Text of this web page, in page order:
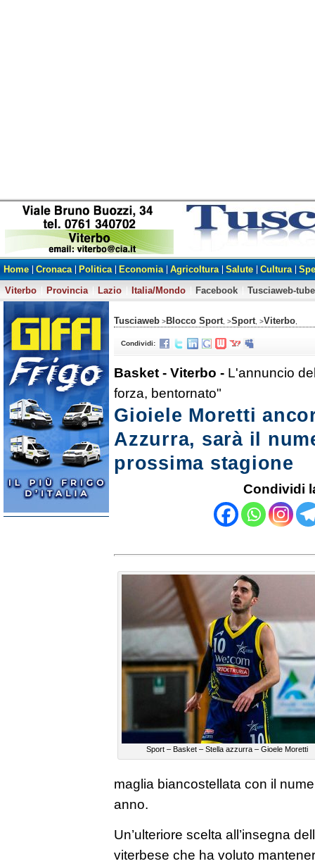
Home Cronaca Politica Economia Agricoltura Salute Cultura
Viterbo
Provincia Lazio Italia/Mondo Facebook Tusciaweb-tube
Tusciaweb >Blocco Sport , >Sport , >Viterbo
Condividi:
Basket - Viterbo - L'annuncio
forza, bentornato"
Gioiele Moretti
Azzurra, sarà il
prossima stagione
Condividi
Sport – Basket – Stella azzurra – Gioele Moretti
maglia biancostellata con il
anno.
Un’ulteriore scelta all’insegna
viterbese che ha voluto